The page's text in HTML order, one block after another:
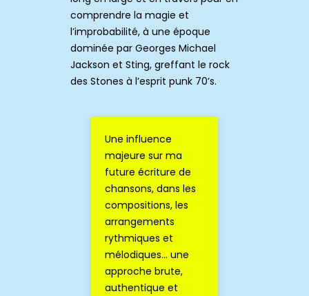
comprendre la magie et
l’improbabilité, à une époque
dominée par Georges Michael
Jackson et Sting, greffant le rock
des Stones à l’esprit punk 70’s.
Une influence
majeure sur ma
future écriture de
chansons, dans les
compositions, les
arrangements
rythmiques et
mélodiques… une
approche brute,
authentique et